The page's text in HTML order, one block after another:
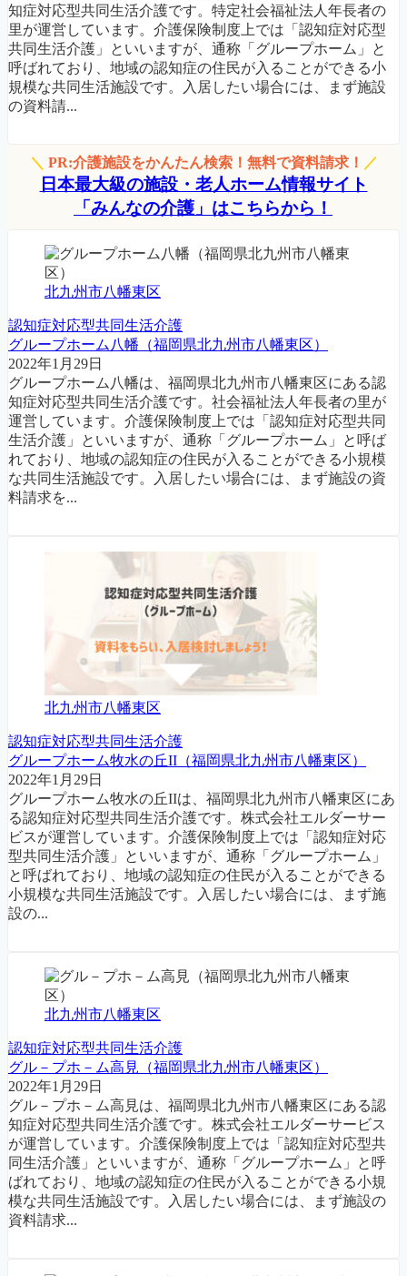
知症対応型共同生活介護です。特定社会福祉法人年長者の
里が運営しています。介護保険制度上では「認知症対応型
共同生活介護」といいますが、通称「グループホーム」と
呼ばれており、地域の認知症の住民が入ることができる小
規模な共同生活施設です。入居したい場合には、まず施設
の資料請...
＼ PR:介護施設をかんたん検索！無料で資料請求！ ／
日本最大級の施設・老人ホーム情報サイト
「みんなの介護」はこちらから！
北九州市八幡東区
認知症対応型共同生活介護
グループホーム八幡（福岡県北九州市八幡東区）
2022年1月29日
グループホーム八幡は、福岡県北九州市八幡東区にある認
知症対応型共同生活介護です。社会福祉法人年長者の里が
運営しています。介護保険制度上では「認知症対応型共同
生活介護」といいますが、通称「グループホーム」と呼ば
れており、地域の認知症の住民が入ることができる小規模
な共同生活施設です。入居したい場合には、まず施設の資
料請求を...
北九州市八幡東区
認知症対応型共同生活介護
グループホーム牧水の丘II（福岡県北九州市八幡東区）
2022年1月29日
グループホーム牧水の丘IIは、福岡県北九州市八幡東区にあ
る認知症対応型共同生活介護です。株式会社エルダーサー
ビスが運営しています。介護保険制度上では「認知症対応
型共同生活介護」といいますが、通称「グループホーム」
と呼ばれており、地域の認知症の住民が入ることができる
小規模な共同生活施設です。入居したい場合には、まず施
設の...
北九州市八幡東区
認知症対応型共同生活介護
グル－プホ－ム高見（福岡県北九州市八幡東区）
2022年1月29日
グル－プホ－ム高見は、福岡県北九州市八幡東区にある認
知症対応型共同生活介護です。株式会社エルダーサービス
が運営しています。介護保険制度上では「認知症対応型共
同生活介護」といいますが、通称「グループホーム」と呼
ばれており、地域の認知症の住民が入ることができる小規
模な共同生活施設です。入居したい場合には、まず施設の
資料請求...